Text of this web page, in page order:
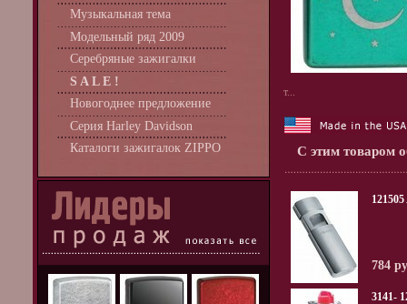
Музыкальная тема
Модельный ряд 2009
Серебряные зажигалки
S A L E !
Новогоднее предложение
Серия Harley Davidson
Каталоги зажигалок ZIPPO
т...
С этим товаром
784
3141-